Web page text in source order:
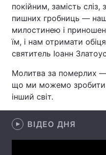
Україна
Економіка
Спорт
Техно і зв'язок
покійним, замість сліз,
пишних гробниць —
милостинею і
їм, і нам отримати
святитель Іоанн
Молитва за померлих —
що ми можемо зробити
інший світ.
ВІДЕО ДНЯ